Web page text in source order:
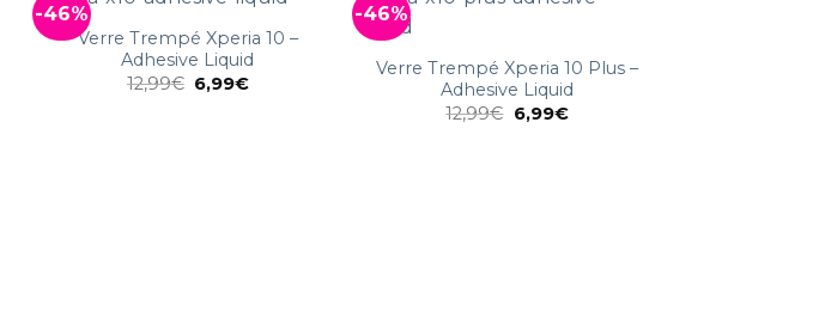
-46%
Verre Trempé Xperia 10 –
Adhesive Liquid
12,99€ 6,99€
-46%
Verre Trempé Xperia 10 Plus –
Adhesive Liquid
12,99€ 6,99€